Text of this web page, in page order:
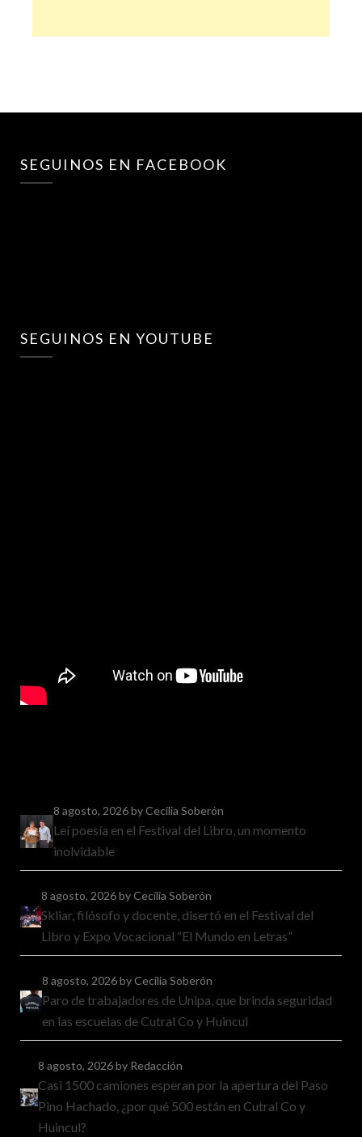
SEGUINOS EN FACEBOOK
SEGUINOS EN YOUTUBE
8 agosto, 2026by Cecilia Soberón
Leí poesía en el Festival del Libro, un momento
inolvidable
8 agosto, 2026by Cecilia Soberón
Skliar, filósofo y docente, disertó en el Festival del
Libro y Expo Vocacional “El Mundo en Letras”
8 agosto, 2026by Cecilia Soberón
Paro de trabajadores de Unipa, que brinda seguridad
en las escuelas de Cutral Co y Huincul
8 agosto, 2026by Redacción
Casi 1500 camiones esperan por la apertura del Paso
Pino Hachado, ¿por qué 500 están en Cutral Co y
Huincul?